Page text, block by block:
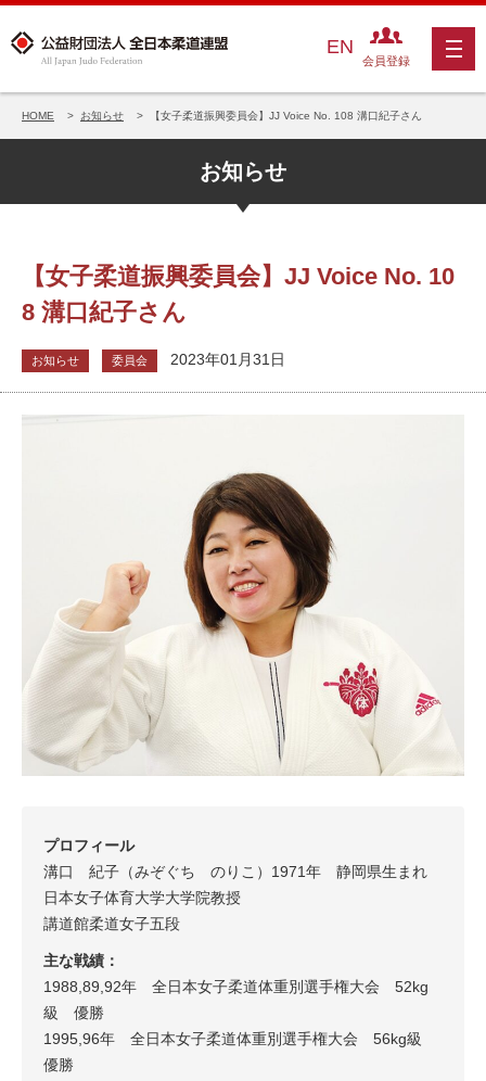
EN
会員登録
HOME お知らせ 【女子柔道振興委員会】JJ Voice No. 108 溝口紀子さん
お知らせ
【女子柔道振興委員会】JJ Voice No. 10
8 溝口紀子さん
お知らせ 委員会 2023年01月31日
プロフィール
溝口 紀子（みぞぐち のりこ）1971年 静岡県生まれ
日本女子体育大学大学院教授
講道館柔道女子五段
主な戦績：
1988,89,92年 全日本女子柔道体重別選手権大会 52kg
級 優勝
1995,96年 全日本女子柔道体重別選手権大会 56kg級
優勝